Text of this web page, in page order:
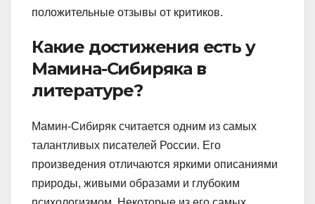
положительные отзывы от критиков.
Какие достижения есть у
Мамина-Сибиряка в
литературе?
Мамин-Сибиряк считается одним из самых
талантливых писателей России. Его
произведения отличаются яркими описаниями
природы, живыми образами и глубоким